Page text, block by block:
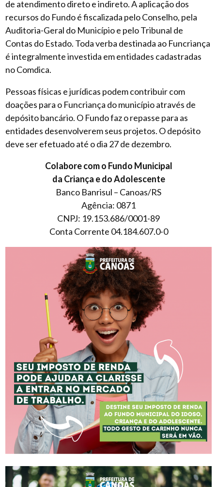
de atendimento direto e indireto. A aplicação dos
recursos do Fundo é fiscalizada pelo Conselho, pela
Auditoria-Geral do Município e pelo Tribunal de
Contas do Estado. Toda verba destinada ao Funcriança
é integralmente investida em entidades cadastradas
no Comdica.
Pessoas físicas e jurídicas podem contribuir com
doações para o Funcriança do município através de
depósito bancário. O Fundo faz o repasse para as
entidades desenvolverem seus projetos. O depósito
deve ser efetuado até o dia 27 de dezembro.
Colabore com o Fundo Municipal
da Criança e do Adolescente
Banco Banrisul – Canoas/RS
Agência: 0871
CNPJ: 19.153.686/0001-89
Conta Corrente 04.184.607.0-0